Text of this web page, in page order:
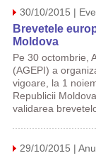
30/10/2015 |
Brevetele
Moldova
Pe 30 octombrie,
(AGEPI) a
vigoare, la 1
Republicii
validarea
29/10/2015 |